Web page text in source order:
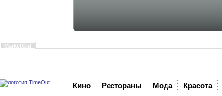
MarketGid
Кино Рестораны Мода Красота